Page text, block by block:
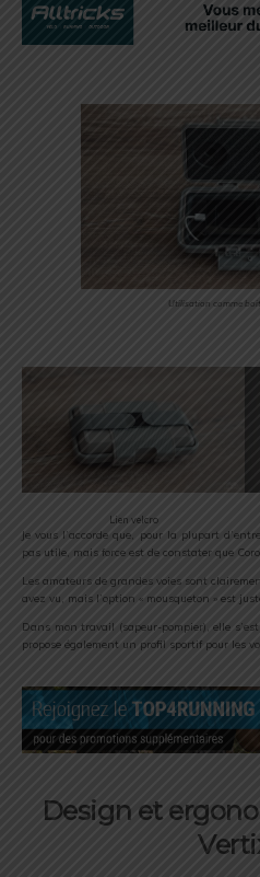
Utilisation comme
Lien velcro
Je vous l’accorde que, pour la plupart
pas utile, mais force est de constater que
Les amateurs de grandes voies sont
avez vu, mais l’option « mousqueton » est
Dans mon travail (sapeur-pompier), elle
propose également un profil sportif pour les
Design et